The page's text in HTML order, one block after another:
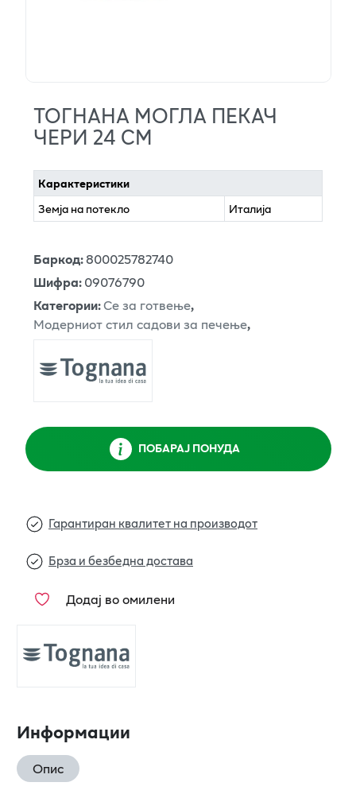
ТОГНАНА МОГЛА ПЕКАЧ
ЧЕРИ 24 СМ
Карактеристики
Земја на потекло
Италија
Баркод:800025782740
Шифра:09076790
Категории:Се за готвење,
Модерниот стил садови за печење,
ПОБАРАЈ ПОНУДА
Гарантиран квалитет на производот
Брза и безбедна достава
Додај во омилени
Информации
Опис